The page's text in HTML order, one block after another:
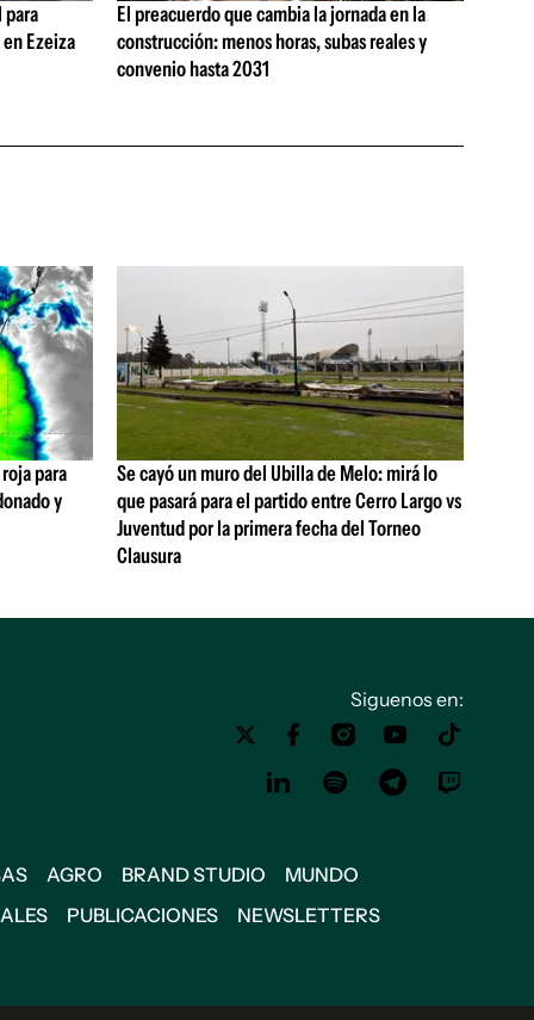
Ezeiza
El preacuerdo que cambia la jornada en la
construcción: menos horas, subas reales y
convenio hasta 2031
para
y
Se cayó un muro del Ubilla de Melo: mirá lo
que pasará para el partido entre Cerro Largo vs
Juventud por la primera fecha del Torneo
Clausura
Siguenos en:
AGRO BRAND STUDIO
MUNDO
PUBLICACIONES NEWSLETTERS